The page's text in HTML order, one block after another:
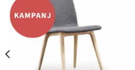
till i
önskelistan